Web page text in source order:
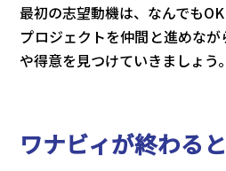
最初の志望動機は、なんでもOK
プロジェクトを仲間と進めな
や得意を見つけていきましょう。
ワナビィが終わる